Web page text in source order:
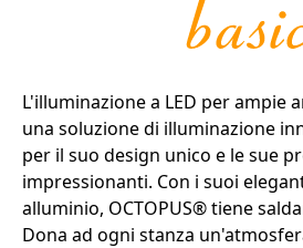
L'illuminazione a LED per ampie
una soluzione di illuminazione
per il suo design unico e le sue
impressionanti. Con i suoi
alluminio, OCTOPUS® tiene
Dona ad ogni stanza